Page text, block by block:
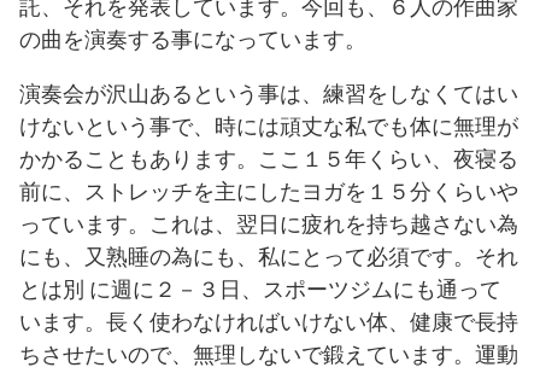
託、それを発表しています。今回も、６人の作曲家
の曲を演奏する事になっています。
演奏会が沢山あるという事は、練習をしなくてはい
けないという事で、時には頑丈な私でも体に無理が
かかることもあります。ここ１５年くらい、夜寝る
前に、ストレッチを主にしたヨガを１５分くらいや
っています。これは、翌日に疲れを持ち越さない為
にも、又熟睡の為にも、私にとって必須です。それ
とは別 に週に２－３日、スポーツジムにも通って
います。長く使わなければいけない体、健康で長持
ちさせたいので、無理しないで鍛えています。運動